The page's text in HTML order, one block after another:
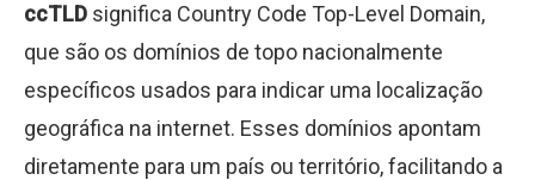
ccTLD significa Country Code Top-Level Domain,
que são os domínios de topo nacionalmente
específicos usados para indicar uma localização
geográfica na internet. Esses domínios apontam
diretamente para um país ou território, facilitando a